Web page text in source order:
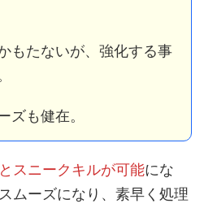
もたないが、強化する事
ズも健在。
スニークキルが可能にな
ムーズになり、素早く処理